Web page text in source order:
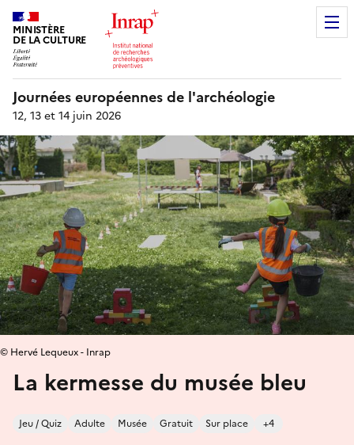
MINISTÈRE
DE LA CULTURE
Journées européennes de l'archéologie
12, 13 et 14 juin 2026
La kermesse du musée bleu
Jeu / Quiz Adulte Musée Gratuit Sur place +4
© Hervé Lequeux - Inrap